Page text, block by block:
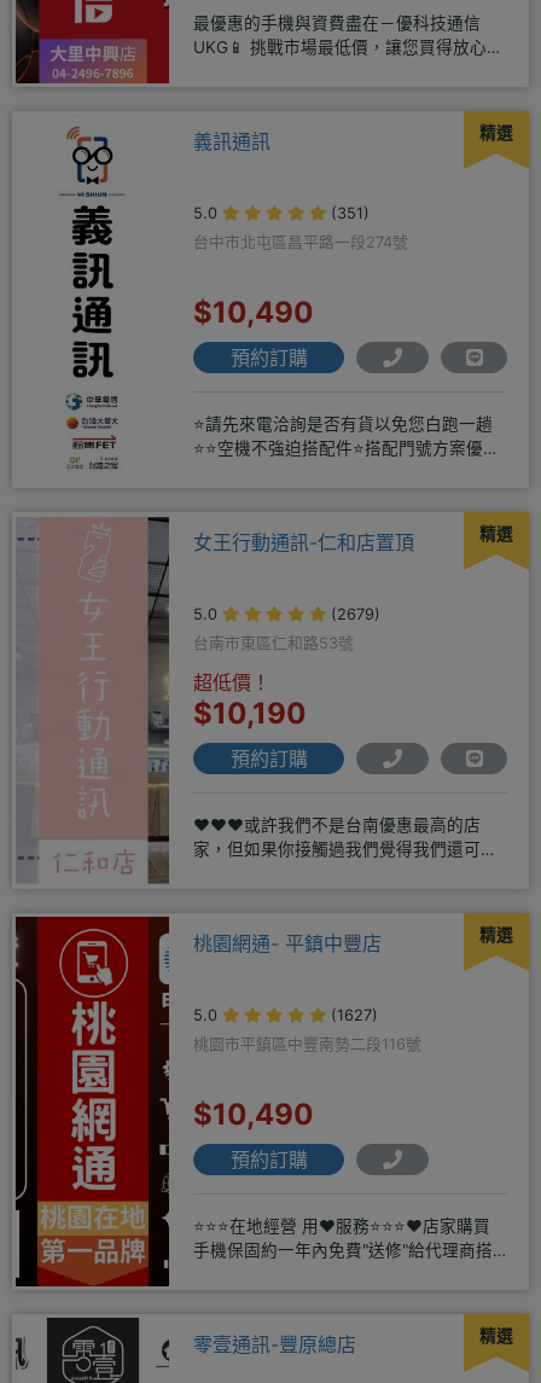
最優惠的手機與資費盡在－優科技通信
UKG📱 挑戰市場最低價，讓您買得放心又
精選
義訊通訊
5.0
(351)
台中市北屯區昌平路一段274號
$10,490
預約訂購
⭐請先來電洽詢是否有貨以免您白跑一趟
⭐⭐空機不強迫搭配件⭐搭配門號方案優惠
精選
女王行動通訊-仁和店置頂
5.0
(2679)
台南市東區仁和路53號
超低價！
$10,190
預約訂購
❤️❤️❤️或許我們不是台南優惠最高的店
家，但如果你接觸過我們覺得我們還可
精選
桃園網通- 平鎮中豐店
5.0
(1627)
桃園市平鎮區中豐南勢二段116號
$10,490
預約訂購
⭐⭐⭐在地經營 用❤️服務⭐⭐⭐❤️店家購買
手機保固約一年內免費"送修"給代理商搭
精選
零壹通訊-豐原總店